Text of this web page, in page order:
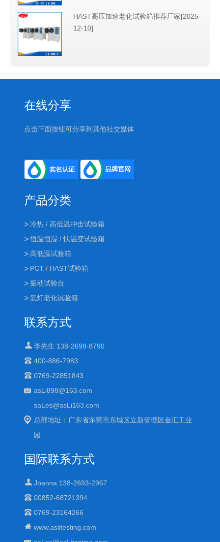
HAST高压加速老化试验箱推荐厂家[2025-
12-10]
在线分享
点击下面按钮可分享到其他社交媒体
产品分类
冷热 / 高低温冲击试验箱
恒温恒湿 / 快温变试验箱
高低温试验箱
PCT / HAST试验箱
振动试验台
氙灯老化试验箱
联系方式
李先生 138-2698-8790
400-886-7983
0769-22851843
asLi898@163.com
saLes@asLi163.com
总部地址：广东省东莞市东城区立新管理区金汇工业
园
国际联系方式
Joanna 138-2693-2967
00852-68721394
0769-23164266
www.aslitesting.com